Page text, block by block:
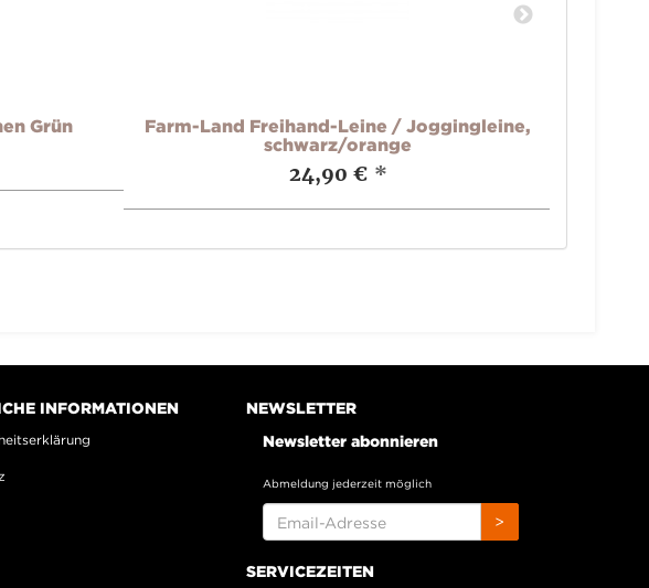
Grün
Farm-Land Freihand-Leine / Joggingleine,
schwarz/orange
24,90 € *
INFORMATIONEN
NEWSLETTER
Newsletter abonnieren
Abmeldung jederzeit möglich
ADRESSE
>
SERVICEZEITEN